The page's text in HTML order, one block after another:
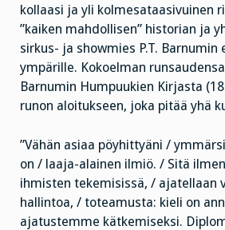
kollaasi ja yli kolmesataasivuinen
”kaiken mahdollisen” historian ja
sirkus- ja showmies P.T. Barnumin
ympärille. Kokoelman
Barnumin Humpuukien Kirjasta
runon aloitukseen, joka pitää yhä
”Vähän asiaa pöyhittyäni /
on / laaja-alainen ilmiö. / Sitä
ihmisten tekemisissä, / ajatellaan
hallintoa, / toteamusta: kieli on
ajatustemme kätkemiseksi.